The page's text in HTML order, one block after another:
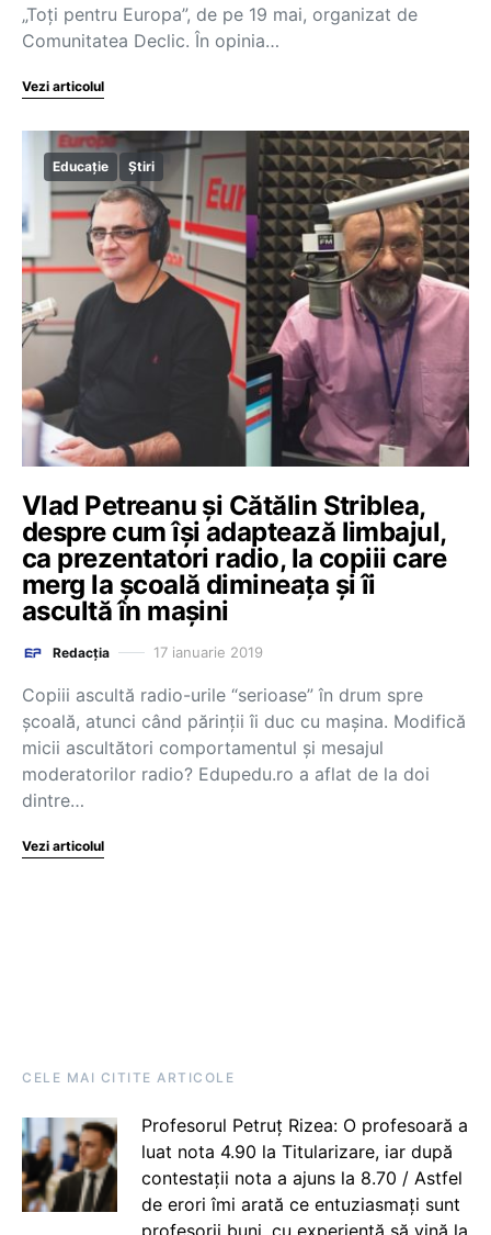
„Toți pentru Europa”, de pe 19 mai, organizat de
Comunitatea Declic. În opinia…
Vezi articolul
Educație Știri
Vlad Petreanu și Cătălin Striblea,
despre cum își adaptează limbajul,
ca prezentatori radio, la copiii care
merg la școală dimineața și îi
ascultă în mașini
Redacția 17 ianuarie 2019
Copiii ascultă radio-urile “serioase” în drum spre
școală, atunci când părinții îi duc cu mașina. Modifică
micii ascultători comportamentul și mesajul
moderatorilor radio? Edupedu.ro a aflat de la doi
dintre…
Vezi articolul
CELE MAI CITITE ARTICOLE
Profesorul Petruț Rizea: O profesoară a
luat nota 4.90 la Titularizare, iar după
contestații nota a ajuns la 8.70 / Astfel
de erori îmi arată ce entuziasmați sunt
profesorii buni, cu experiență să vină la